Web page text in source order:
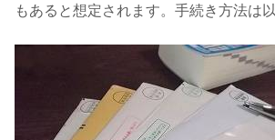
もあると想定されます。手続き方法は